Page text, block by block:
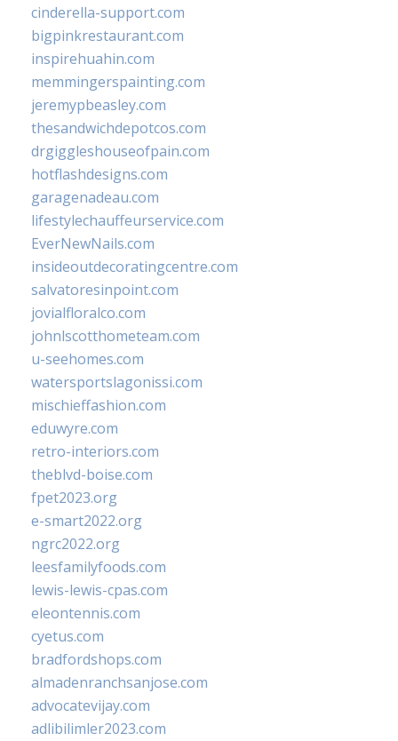
cinderella-support.com
bigpinkrestaurant.com
inspirehuahin.com
memmingerspainting.com
jeremypbeasley.com
thesandwichdepotcos.com
drgiggleshouseofpain.com
hotflashdesigns.com
garagenadeau.com
lifestylechauffeurservice.com
EverNewNails.com
insideoutdecoratingcentre.com
salvatoresinpoint.com
jovialfloralco.com
johnlscotthometeam.com
u-seehomes.com
watersportslagonissi.com
mischieffashion.com
eduwyre.com
retro-interiors.com
theblvd-boise.com
fpet2023.org
e-smart2022.org
ngrc2022.org
leesfamilyfoods.com
lewis-lewis-cpas.com
eleontennis.com
cyetus.com
bradfordshops.com
almadenranchsanjose.com
advocatevijay.com
adlibilimler2023.com